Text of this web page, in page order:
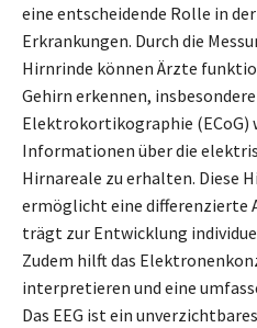
eine entscheidende Rolle in
Erkrankungen. Durch die
Hirnrinde können Ärzte
Gehirn erkennen,
Elektrokortikographie (ECoG)
Informationen über die
Hirnareale zu erhalten. Diese
ermöglicht eine differenzierte
trägt zur Entwicklung
Zudem hilft das
interpretieren und eine
Das EEG ist ein